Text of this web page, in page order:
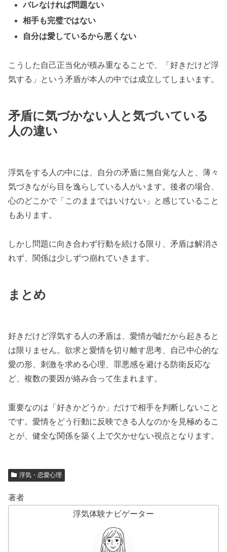
バレなければ問題ない
相手も完璧ではない
自分は愛しているから悪くない
こうした自己正当化が積み重なることで、「好きだけど浮
気する」という矛盾が本人の中では成立してしまいます。
矛盾に気づかない人と気づいている
人の違い
浮気をする人の中には、自分の矛盾に無自覚な人と、薄々
気づきながら目を逸らしている人がいます。後者の場合、
心のどこかで「このままではいけない」と感じていること
もあります。
しかし問題に向き合わず行動を続ける限り、矛盾は解消さ
れず、関係は少しずつ崩れていきます。
まとめ
好きだけど浮気する人の矛盾は、愛情が嘘だから起きると
は限りません。欲求と愛情を切り離す思考、自己中心的な
愛の形、刺激を求める心理、罪悪感を避ける防衛反応な
ど、複数の要因が絡み合って生まれます。
重要なのは「好きかどうか」だけで相手を判断しないこと
です。愛情をどう行動に反映できる人なのかを見極めるこ
とが、健全な関係を築く上で欠かせない視点となります。
浮気・恋愛心理
著者
浮気体験ナビゲーター